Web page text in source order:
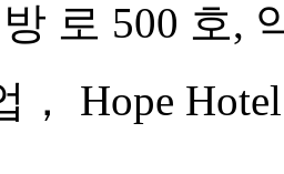
로 500 호,
， Hope